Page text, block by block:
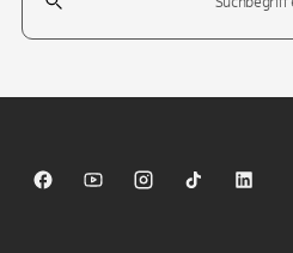
Sparkasse auf Facebook
Sparkasse auf Youtube
Sparkasse aufSparkasse auf